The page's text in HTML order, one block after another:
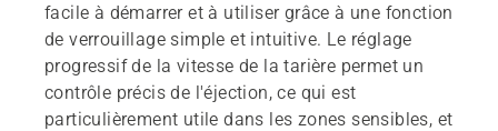
facile à démarrer et à utiliser grâce à une fonction
de verrouillage simple et intuitive. Le réglage
progressif de la vitesse de la tarière permet un
contrôle précis de l'éjection, ce qui est
particulièrement utile dans les zones sensibles, et